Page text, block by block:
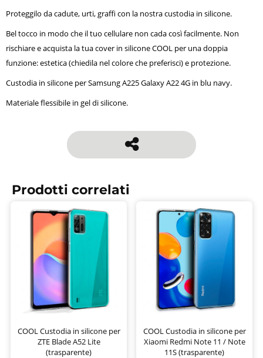
Proteggilo da cadute, urti, graffi con la nostra custodia in silicone.
Bel tocco in modo che il tuo cellulare non cada così facilmente. Non
rischiare e acquista la tua cover in silicone COOL per una doppia
funzione: estetica (chiedila nel colore che preferisci) e protezione.
Custodia in silicone per Samsung A225 Galaxy A22 4G in blu navy.
Materiale flessibile in gel di silicone.
Prodotti correlati
COOL Custodia in silicone per
ZTE Blade A52 Lite
(trasparente)
COOL Custodia in silicone per
Xiaomi Redmi Note 11 / Note
11S (trasparente)